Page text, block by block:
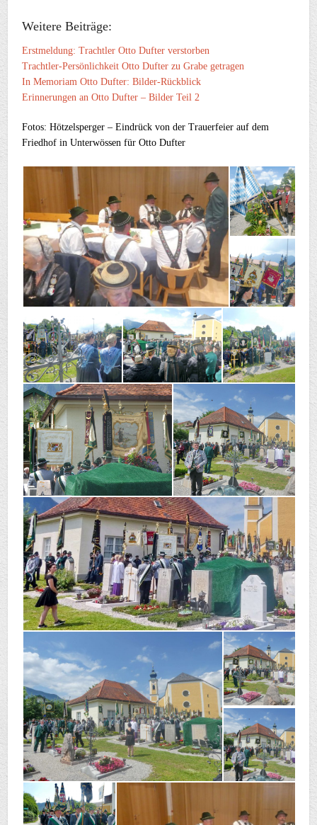
Weitere Beiträge:
Erstmeldung: Trachtler Otto Dufter verstorben
Trachtler-Persönlichkeit Otto Dufter zu Grabe getragen
In Memoriam Otto Dufter: Bilder-Rückblick
Erinnerungen an Otto Dufter – Bilder Teil 2
Fotos: Hötzelsperger – Eindrück von der Trauerfeier auf dem
Friedhof in Unterwössen für Otto Dufter